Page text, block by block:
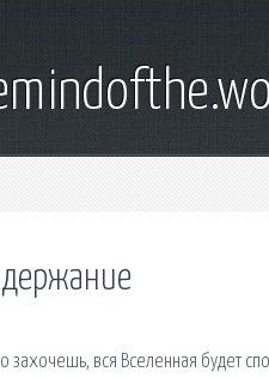
вся Вселенная будет